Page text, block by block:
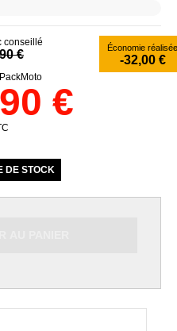
conseillé
€ Économie réalisée
-32,00 €
€
DE STOCK